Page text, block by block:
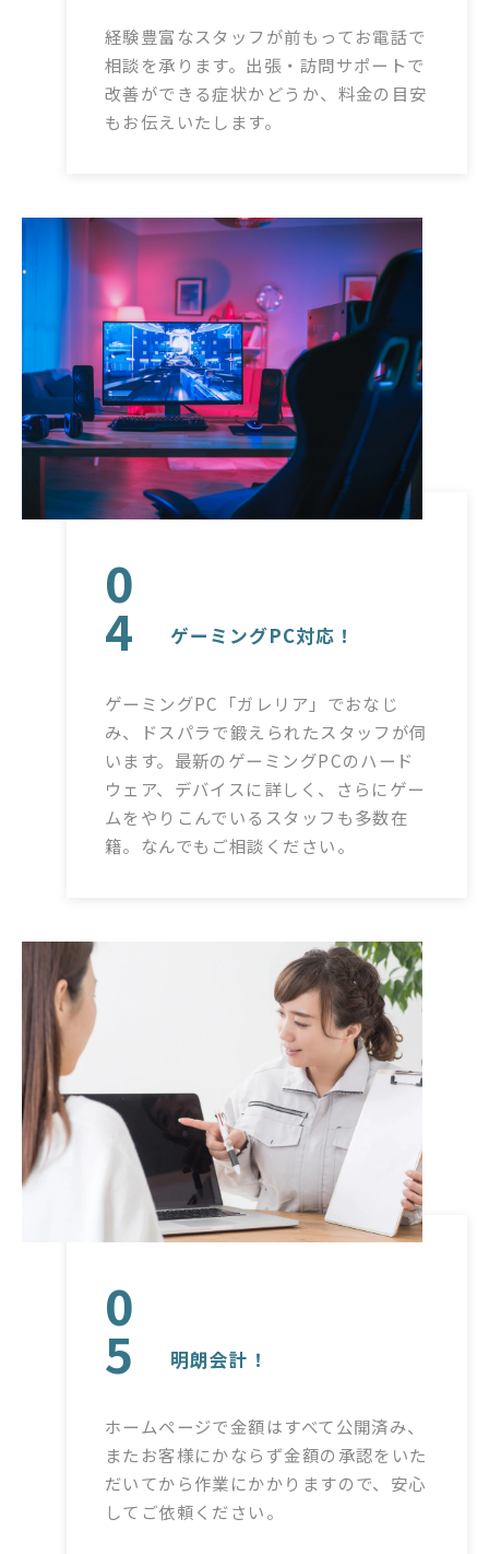
経験豊富なスタッフが前もってお電話で
相談を承ります。出張・訪問サポートで
改善ができる症状かどうか、料金の目安
もお伝えいたします。
0
4 ゲーミングPC対応！
ゲーミングPC「ガレリア」でおなじ
み、ドスパラで鍛えられたスタッフが伺
います。最新のゲーミングPCのハード
ウェア、デバイスに詳しく、さらにゲー
ムをやりこんでいるスタッフも多数在
籍。なんでもご相談ください。
0
5 明朗会計！
ホームページで金額はすべて公開済み、
またお客様にかならず金額の承認をいた
だいてから作業にかかりますので、安心
してご依頼ください。